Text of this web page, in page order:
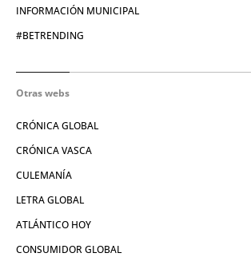
INFORMACIÓN MUNICIPAL
#BETRENDING
Otras webs
CRÓNICA GLOBAL
CRÓNICA VASCA
CULEMANÍA
LETRA GLOBAL
ATLÁNTICO HOY
CONSUMIDOR GLOBAL